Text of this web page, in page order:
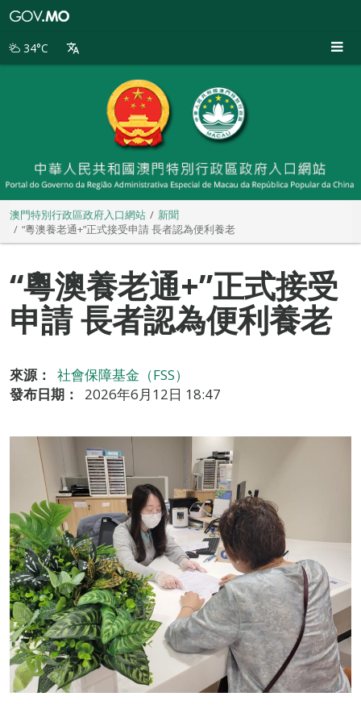
別
34°C
澳門特別行政區政府入口網站
新聞
“粵澳養老通+”正式接受申請 長者認為便利養老
“粵澳養老通+”正式接受
申請 長者認為便利養老
來源：
社會保障基金（FSS）
發布日期：
2026年6月12日 18:47